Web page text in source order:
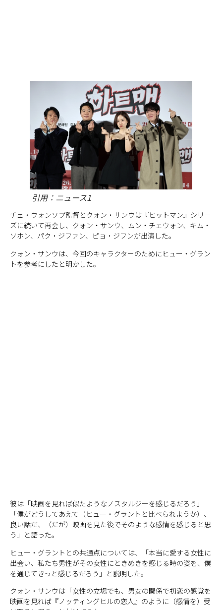
引用：ニュース1
チェ・ウォンソプ監督とクォン・サンウは『ヒットマン』シリー
ズに続いて再会し、クォン・サンウ、ムン・チェウォン、キム・
ソホン、パク・ジファン、ピョ・ジフンが出演した。
クォン・サンウは、今回のキャラクターのためにヒュー・グラン
トを参考にしたと明かした。
彼は「映画を見れば似たようなノスタルジーを感じるだろう」
「僕がどうしてあえて（ヒュー・グラントと比べられようか）、
良い話だ、（だが）映画を見た後でそのような感情を感じると思
う」と語った。
ヒュー・グラントとの共通点については、「本当に愛する女性に
出会い、私たち男性がその女性にときめきを感じる時の姿を、僕
を通じてきっと感じるだろう」と説明した。
クォン・サンウは「女性の立場でも、男女の関係で初恋の感覚を
映画を見れば『ノッティングヒルの恋人』のように（感情を）受